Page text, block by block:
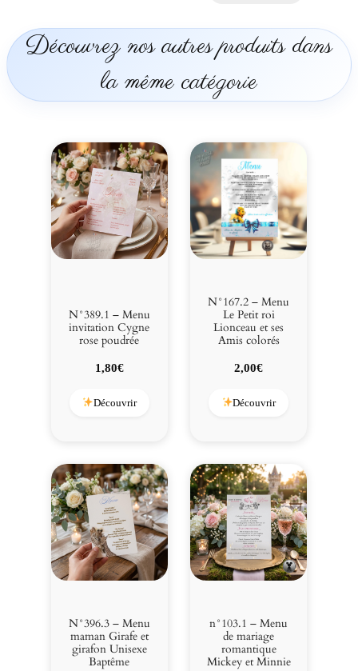
Découvrez nos autres produits dans
la même catégorie
N°389.1 – Menu
invitation Cygne
rose poudrée
1,80€
Découvrir
N°167.2 – Menu
Le Petit roi
Lionceau et ses
Amis colorés
2,00€
Découvrir
N°396.3 – Menu
maman Girafe et
girafon Unisexe
Baptême
n°103.1 – Menu
de mariage
romantique
Mickey et Minnie